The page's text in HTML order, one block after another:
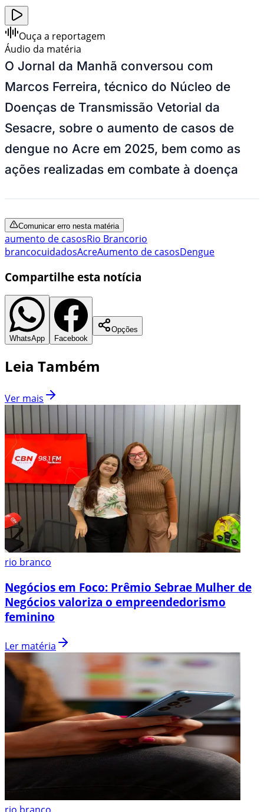
Ouça a reportagem
Áudio da matéria
O Jornal da Manhã conversou com
Marcos Ferreira, técnico do Núcleo de
Doenças de Transmissão Vetorial da
Sesacre, sobre o aumento de casos de
dengue no Acre em 2025, bem como as
ações realizadas em combate à doença
Comunicar erro nesta matéria
aumento de casosRio Brancorio
brancocuidadosAcreAumento de casosDengue
Compartilhe esta notícia
WhatsApp Facebook
Opções
Leia Também
Ver mais
rio branco
Negócios em Foco: Prêmio Sebrae Mulher de
Negócios valoriza o empreendedorismo
feminino
Ler matéria
rio branco